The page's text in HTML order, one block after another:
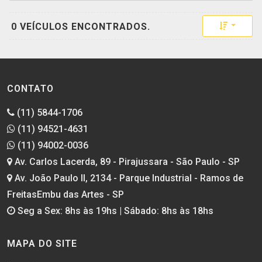
0 VEÍCULOS ENCONTRADOS. Toggle
CONTATO
(11) 5844-1706
(11) 94521-4631
(11) 94002-0036
Av. Carlos Lacerda, 89 - Pirajussara - São Paulo - SP
Av. João Paulo II, 2134 - Parque Industrial - Ramos de
FreitasEmbu das Artes - SP
Seg a Sex: 8hs às 19hs | Sábado: 8hs às 18hs
MAPA DO SITE